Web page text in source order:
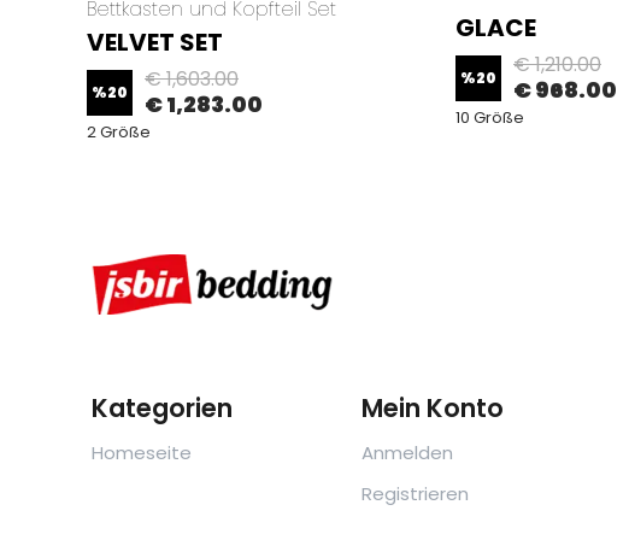
Bettkasten und Kopfteil Set
VELVET SET
%20 € 1,603.00
€ 1,283.00
2 Größe
GLACE
%20 € 1,210.00
€ 968.00
10 Größe
Kategorien
Homeseite
Mein Konto
Anmelden
Registrieren